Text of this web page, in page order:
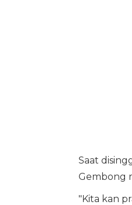
Saat
Gembong
"Kita kan